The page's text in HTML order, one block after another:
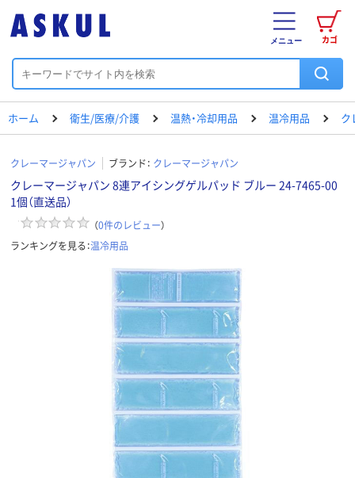
カゴ
メニュー
ホーム 衛生/医療/介護 温熱・冷却用品 温冷用品 ク
クレーマージャパン ブランド： クレーマージャパン
クレーマージャパン 8連アイシングゲルパッド ブルー 24-7465-00
1個（直送品）
（0件のレビュー）
ランキングを見る：温冷用品